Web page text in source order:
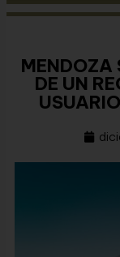
MENDOZA
DE UN